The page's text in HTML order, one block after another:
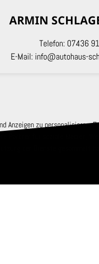
ARMIN
Telefon: 07436
E-Mail: info@autohaus-
Anzeigen zu
Partner für soziale Medien,